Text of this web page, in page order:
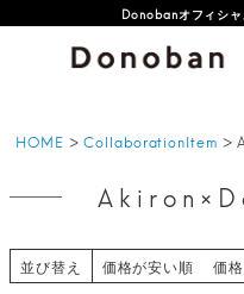
Donobanオフィシ
HOME CollaborationItem
並び替え 価格が安い順 価